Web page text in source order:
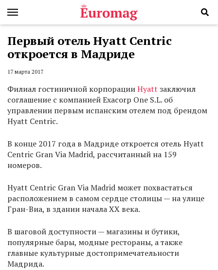
Первый отель Hyatt Centric
откроется в Мадриде
17 марта 2017
Филиал гостиничной корпорацииHyatt заключил
соглашение с компанией Exacorp One S.L. об
управлении первым испанским отелем под брендом
Hyatt Centric.
В конце 2017 года в Мадриде откроется отель Hyatt
Centric Gran Via Madrid, рассчитанный на 159
номеров.
Hyatt Centric Gran Via Madrid может похвастаться
расположением в самом сердце столицы — на улице
Гран-Виа, в здании начала XX века.
В шаговой доступности — магазины и бутики,
популярные бары, модные рестораны, а также
главные культурные достопримечательности
Мадрида.